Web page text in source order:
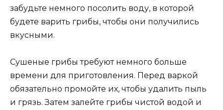
забудьте немного посолить воду, в которой
будете варить грибы, чтобы они получились
вкусными.
Сушеные грибы требуют немного больше
времени для приготовления. Перед варкой
обязательно промойте их, чтобы удалить пыль
и грязь. Затем залейте грибы чистой водой и